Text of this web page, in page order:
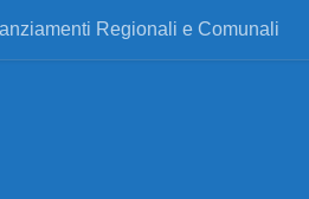
Regionali e Comunali